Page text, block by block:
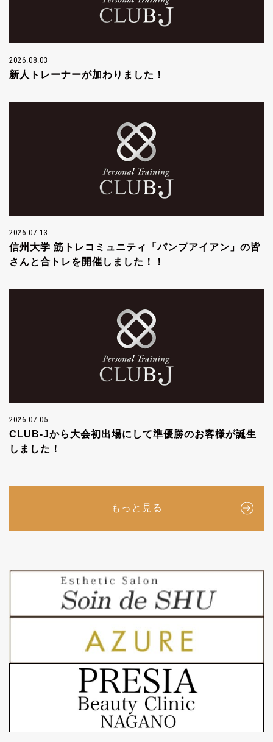
2026.08.03
新人トレーナーが加わりました！
2026.07.13
信州大学 筋トレコミュニティ「パンプアイアン」の皆
さんと合トレを開催しました！！
2026.07.05
CLUB-Jから大会初出場にして準優勝のお客様が誕生
しました！
もっと見る